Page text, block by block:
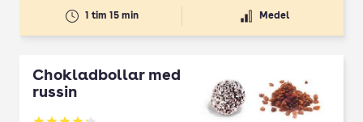
1 tim 15 min Medel
Chokladbollar med
russin